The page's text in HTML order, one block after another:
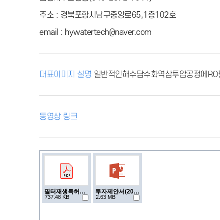
주소 : 경북포항시남구중앙로65,1층102호
email : hywatertech@naver.com
대표이미지 설명 일반적인해수담수화역삼투압공정에
동영상 링크